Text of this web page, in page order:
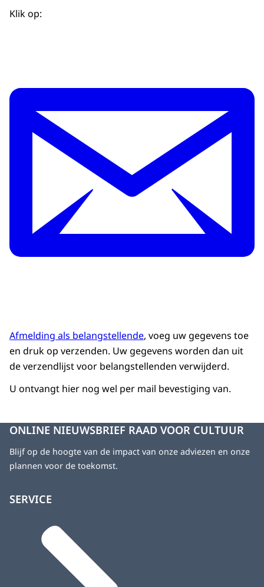
Klik op:
Afmelding als belangstellende, voeg uw gegevens toe
en druk op verzenden. Uw gegevens worden dan uit
de verzendlijst voor belangstellenden verwijderd.
U ontvangt hier nog wel per mail bevestiging van.
ONLINE NIEUWSBRIEF RAAD VOOR CULTUUR
Blijf op de hoogte van de impact van onze adviezen en onze
plannen voor de toekomst.
SERVICE